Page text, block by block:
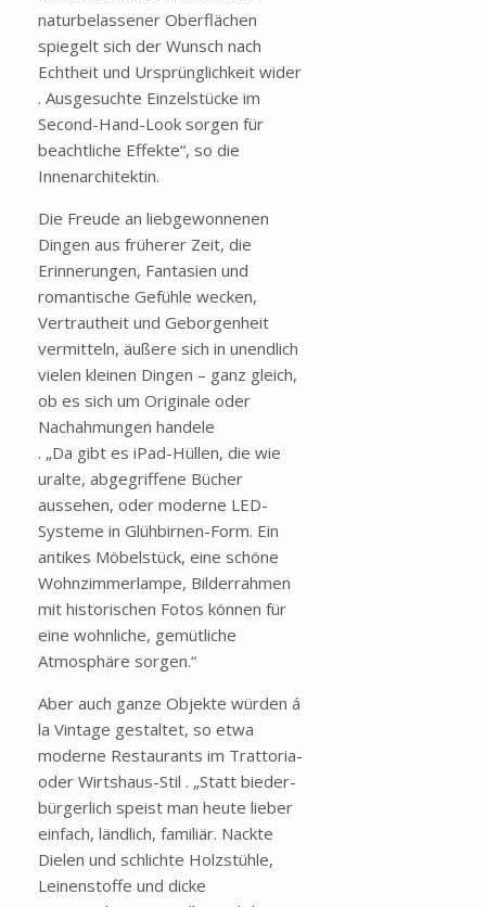
naturbelassener Oberflächen
spiegelt sich der Wunsch nach
Echtheit und Ursprünglichkeit wider
. Ausgesuchte Einzelstücke im
Second-Hand-Look sorgen für
beachtliche Effekte“, so die
Innenarchitektin.
Die Freude an liebgewonnenen
Dingen aus früherer Zeit, die
Erinnerungen, Fantasien und
romantische Gefühle wecken,
Vertrautheit und Geborgenheit
vermitteln, äußere sich in unendlich
vielen kleinen Dingen – ganz gleich,
ob es sich um Originale oder
Nachahmungen handele
. „Da gibt es iPad-Hüllen, die wie
uralte, abgegriffene Bücher
aussehen, oder moderne LED-
Systeme in Glühbirnen-Form. Ein
antikes Möbelstück, eine schöne
Wohnzimmerlampe, Bilderrahmen
mit historischen Fotos können für
eine wohnliche, gemütliche
Atmosphäre sorgen.“
Aber auch ganze Objekte würden á
la Vintage gestaltet, so etwa
moderne Restaurants im Trattoria-
oder Wirtshaus-Stil . „Statt bieder-
bürgerlich speist man heute lieber
einfach, ländlich, familiär. Nackte
Dielen und schlichte Holzstühle,
Leinenstoffe und dicke